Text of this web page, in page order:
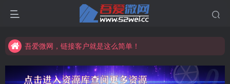
吾爱微网，链接客户就是这么简单！
吾爱微网，链接客户就是这么简单！
吾爱微网，让你的知识快速变现！